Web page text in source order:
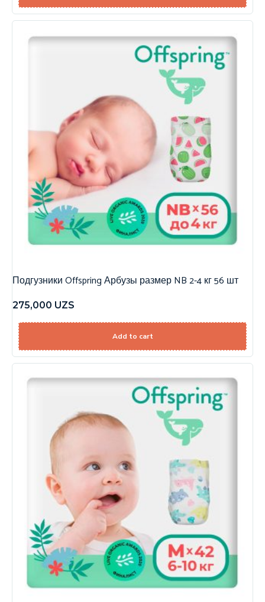
Подгузники Offspring Арбузы размер NB 2-4 кг 56 шт
275,000 UZS
Add to cart